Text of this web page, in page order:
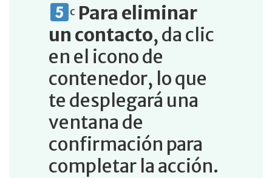
c Para eliminar
un contacto, da clic
en el icono de
contenedor, lo que
te desplegará una
ventana de
confirmación para
completar la acción.